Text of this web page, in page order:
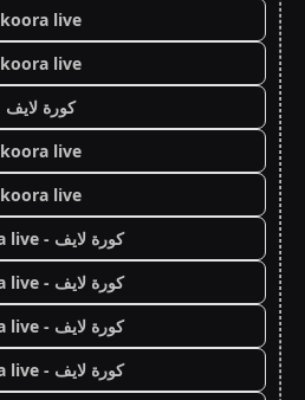
koora live
koora live
كورة لايف
koora live
koora live
كورة لايف - koora live
كورة لايف - koora live
كورة لايف - koora live
كورة لايف - koora live